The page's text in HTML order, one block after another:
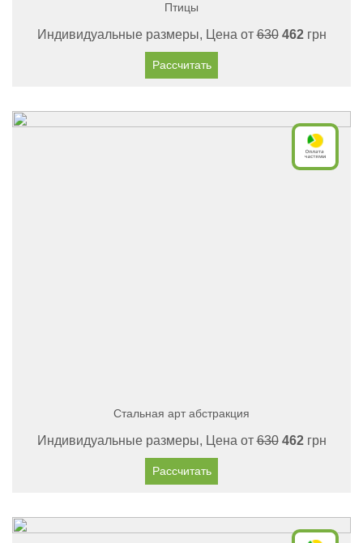
Птицы
Индивидуальные размеры, Цена от630 462грн
Рассчитать
Стальная арт абстракция
Индивидуальные размеры, Цена от630 462грн
Рассчитать